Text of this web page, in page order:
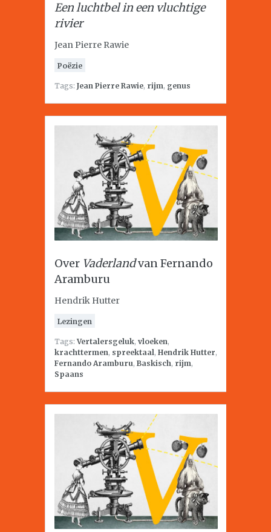
Een luchtbel in een vluchtige
rivier
Jean Pierre Rawie
Poëzie
Tags: Jean Pierre Rawie, rijm, genus
Over Vaderlandvan Fernando
Aramburu
Hendrik Hutter
Lezingen
Tags:Vertalersgeluk, vloeken,
krachttermen, spreektaal, Hendrik Hutter,
Fernando Aramburu, Baskisch, rijm,
Spaans